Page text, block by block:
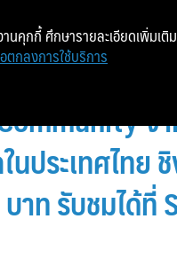
มือ Geoguessr
จ
นประเทศไทย
าท รับชมได้ที่
านคุกกี้ ศึกษารายละเอียดเพิ่มเติ
ตกลงการใช้บริการ